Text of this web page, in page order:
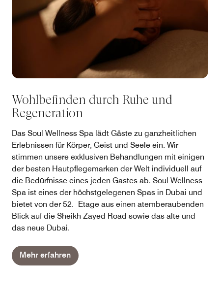
Wohlbefinden durch Ruhe und
Regeneration
Das Soul Wellness Spa lädt Gäste zu ganzheitlichen
Erlebnissen für Körper, Geist und Seele ein. Wir
stimmen unsere exklusiven Behandlungen mit einigen
der besten Hautpflegemarken der Welt individuell auf
die Bedürfnisse eines jeden Gastes ab. Soul Wellness
Spa ist eines der höchstgelegenen Spas in Dubai und
bietet von der 52. Etage aus einen atemberaubenden
Blick auf die Sheikh Zayed Road sowie das alte und
das neue Dubai.
Mehr erfahren